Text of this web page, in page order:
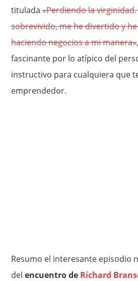
titulada«Perdiendo la
sobrevivido, me he divertido y
haciendo negocios a mi manera»
fascinante por lo atípico del
instructivo para cualquiera que
emprendedor.
Resumo el interesante episodio
delencuentro de Richard